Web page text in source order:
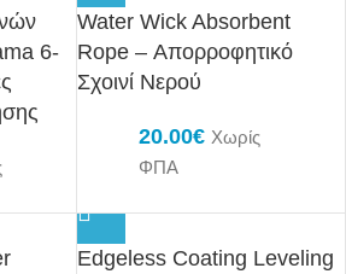
6-
Water Wick Absorbent
Rope – Απορροφητικό
Σχοινί Νερού
20.00€ Χωρίς
ΦΠΑ
Edgeless Coating Leveling